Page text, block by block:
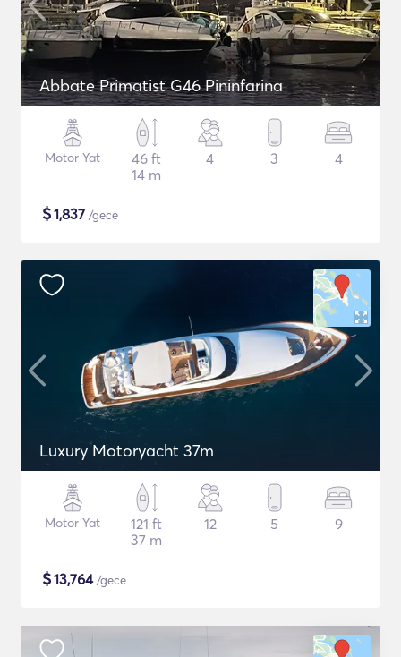
Abbate Primatist G46 Pininfarina
Motor Yat
46 ft
14 m
4 3 4
$1,837 /gece
Luxury Motoryacht 37m
Motor Yat
121 ft
37 m
12 5 9
$13,764/gece